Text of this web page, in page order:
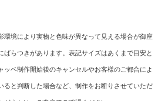
境により実物と色味が異なって見える場合が御座
らつきがあります。表記サイズはあくまで目安と
ベ制作開始後のキャンセルやお客様のご都合によ
と判断した場合など、制作をお断りさせていただ